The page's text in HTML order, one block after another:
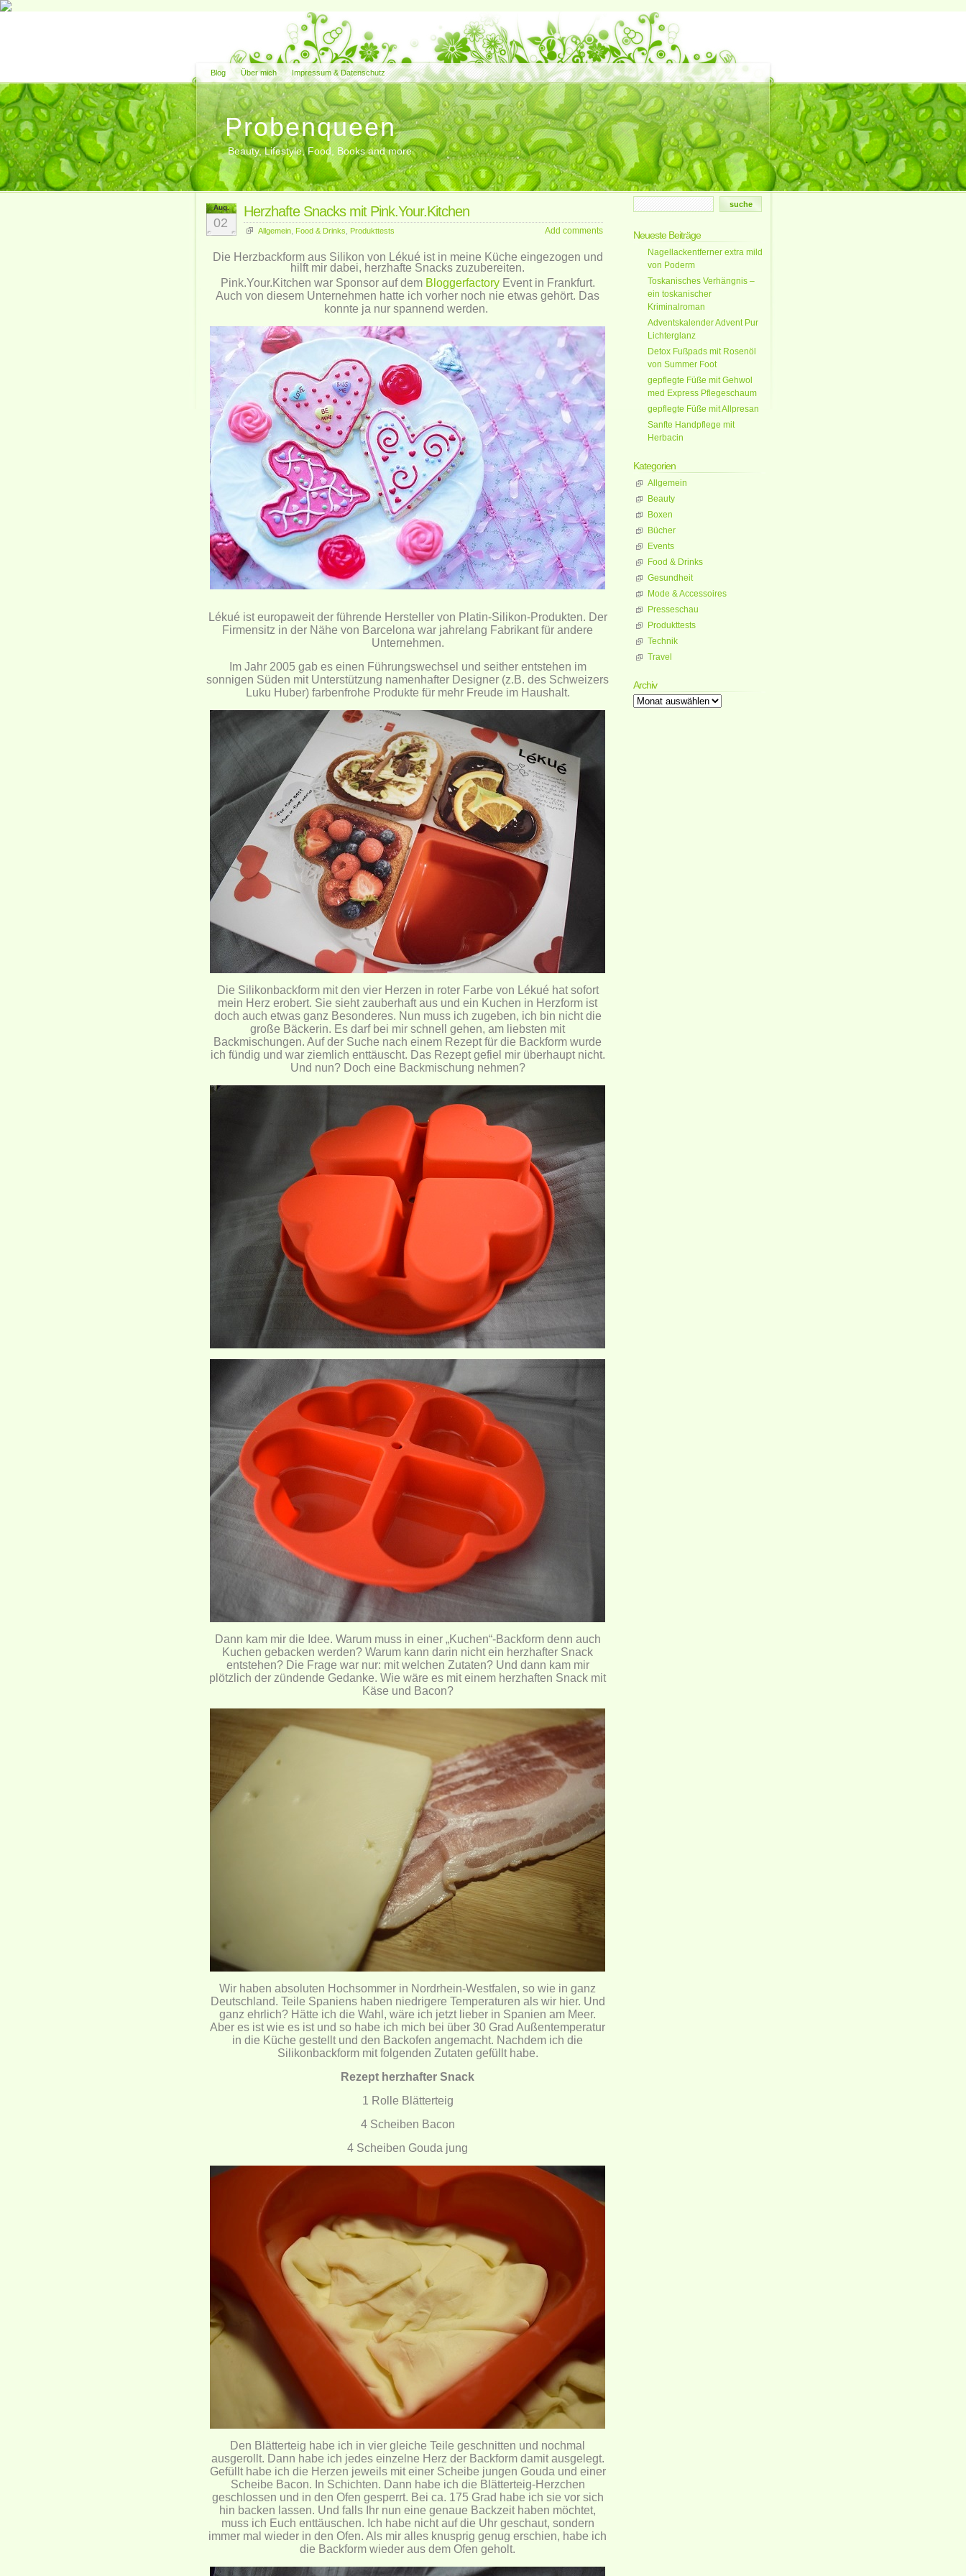
Blog Über mich Impressum & Datenschutz
Probenqueen
Beauty, Lifestyle, Food, Books and more
Aug.
02
Herzhafte Snacks mit Pink.Your.Kitchen
Allgemein Food & Drinks Produkttests Add comments
Die Herzbackform aus Silikon von Lékué ist in meine Küche eingezogen und
hilft mir dabei, herzhafte Snacks zuzubereiten.
Pink.Your.Kitchen war Sponsor auf dem BloggerfactoryEvent in Frankfurt.
Auch von diesem Unternehmen hatte ich vorher noch nie etwas gehört. Das
konnte ja nur spannend werden.
Lékué ist europaweit der führende Hersteller von Platin-Silikon-Produkten. Der
Firmensitz in der Nähe von Barcelona war jahrelang Fabrikant für andere
Unternehmen.
Im Jahr 2005 gab es einen Führungswechsel und seither entstehen im
sonnigen Süden mit Unterstützung namenhafter Designer (z.B. des Schweizers
Luku Huber) farbenfrohe Produkte für mehr Freude im Haushalt.
Die Silikonbackform mit den vier Herzen in roter Farbe von Lékué hat sofort
mein Herz erobert. Sie sieht zauberhaft aus und ein Kuchen in Herzform ist
doch auch etwas ganz Besonderes. Nun muss ich zugeben, ich bin nicht die
große Bäckerin. Es darf bei mir schnell gehen, am liebsten mit
Backmischungen. Auf der Suche nach einem Rezept für die Backform wurde
ich fündig und war ziemlich enttäuscht. Das Rezept gefiel mir überhaupt nicht.
Und nun? Doch eine Backmischung nehmen?
Dann kam mir die Idee. Warum muss in einer „Kuchen“-Backform denn auch
Kuchen gebacken werden? Warum kann darin nicht ein herzhafter Snack
entstehen? Die Frage war nur: mit welchen Zutaten? Und dann kam mir
plötzlich der zündende Gedanke. Wie wäre es mit einem herzhaften Snack mit
Käse und Bacon?
Wir haben absoluten Hochsommer in Nordrhein-Westfalen, so wie in ganz
Deutschland. Teile Spaniens haben niedrigere Temperaturen als wir hier. Und
ganz ehrlich? Hätte ich die Wahl, wäre ich jetzt lieber in Spanien am Meer.
Aber es ist wie es ist und so habe ich mich bei über 30 Grad Außentemperatur
in die Küche gestellt und den Backofen angemacht. Nachdem ich die
Silikonbackform mit folgenden Zutaten gefüllt habe.
Rezept herzhafter Snack
1 Rolle Blätterteig
4 Scheiben Bacon
4 Scheiben Gouda jung
Den Blätterteig habe ich in vier gleiche Teile geschnitten und nochmal
ausgerollt. Dann habe ich jedes einzelne Herz der Backform damit ausgelegt.
Gefüllt habe ich die Herzen jeweils mit einer Scheibe jungen Gouda und einer
Scheibe Bacon. In Schichten. Dann habe ich die Blätterteig-Herzchen
geschlossen und in den Ofen gesperrt. Bei ca. 175 Grad habe ich sie vor sich
hin backen lassen. Und falls Ihr nun eine genaue Backzeit haben möchtet,
muss ich Euch enttäuschen. Ich habe nicht auf die Uhr geschaut, sondern
immer mal wieder in den Ofen. Als mir alles knusprig genug erschien, habe ich
die Backform wieder aus dem Ofen geholt.
Neueste Beiträge
Nagellackentferner extra mild
von Poderm
Toskanisches Verhängnis –
ein toskanischer
Kriminalroman
Adventskalender Advent Pur
Lichterglanz
Detox Fußpads mit Rosenöl
von Summer Foot
gepflegte Füße mit Gehwol
med Express Pflegeschaum
gepflegte Füße mit Allpresan
Sanfte Handpflege mit
Herbacin
Kategorien
Allgemein
Beauty
Boxen
Bücher
Events
Food & Drinks
Gesundheit
Mode & Accessoires
Presseschau
Produkttests
Technik
Travel
Archiv
Archiv